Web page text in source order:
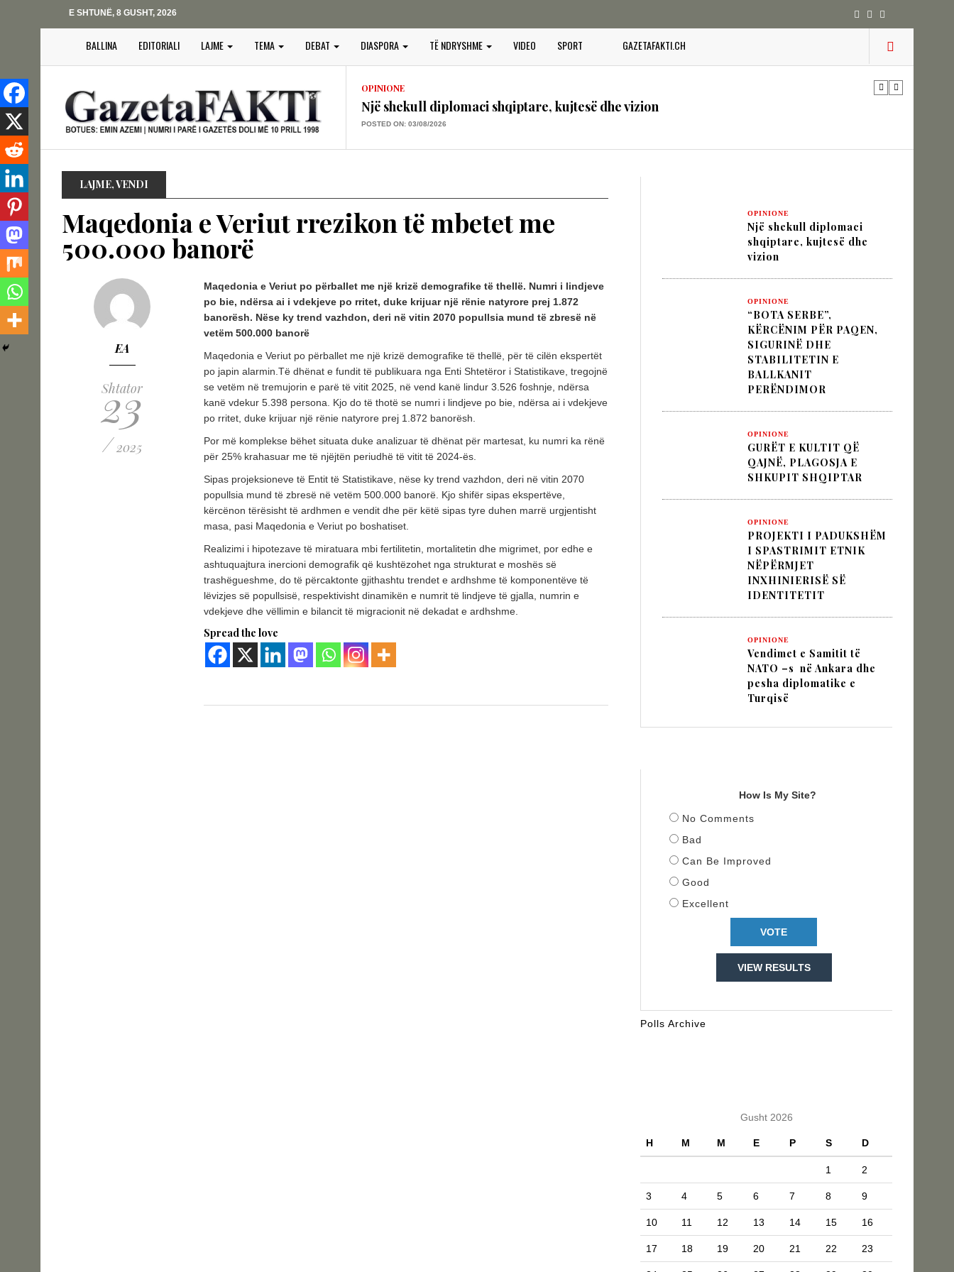
E SHTUNË, 8 GUSHT, 2026
BALLINA EDITORIALI LAJME TEMA DEBAT DIASPORA TË NDRYSHME VIDEO SPORT GAZETAFAKTI.CH
OPINIONE
Vendimet e Samitit të NATO –s në Ankara dhe pesha diplomatike e Turqisë
POSTED ON: 16/07/2026
OPINIONE
Një shekull diplomaci shqiptare, kujtesë dhe vizion
POSTED ON: 03/08/2026
OPINIONE
POSTED ON: 25/07/2026
OPINIONE
GURËT E KULTIT QË QAJNË, PLAGOSJA E SHKUPIT SHQIPTAR
OPINIONE
PROJEKTI I PADUKSHËM I SPASTRIMIT ETNIK NËPËRMJET INXHINIERISË SË
IDENTITETIT
OPINIONE
Vendimet e Samitit të NATO –s në Ankara dhe pesha diplomatike e Turqisë
POSTED ON: 16/07/2026
OPINIONE
LAJME,VENDI
Maqedonia e Veriut rrezikon të mbetet me
500.000 banorë
EA
Shtator
23
/ 2025
Maqedonia e Veriut po përballet me një krizë demografike të thellë. Numri i lindjeve
po bie, ndërsa ai i vdekjeve po rritet, duke krijuar një rënie natyrore prej 1.872
banorësh. Nëse ky trend vazhdon, deri në vitin 2070 popullsia mund të zbresë në
vetëm 500.000 banorë
Maqedonia e Veriut po përballet me një krizë demografike të thellë, për të cilën ekspertët
po japin alarmin.Të dhënat e fundit të publikuara nga Enti Shtetëror i Statistikave, tregojnë
se vetëm në tremujorin e parë të vitit 2025, në vend kanë lindur 3.526 foshnje, ndërsa
kanë vdekur 5.398 persona. Kjo do të thotë se numri i lindjeve po bie, ndërsa ai i vdekjeve
po rritet, duke krijuar një rënie natyrore prej 1.872 banorësh.
Por më komplekse bëhet situata duke analizuar të dhënat për martesat, ku numri ka rënë
për 25% krahasuar me të njëjtën periudhë të vitit të 2024-ës.
Sipas projeksioneve të Entit të Statistikave, nëse ky trend vazhdon, deri në vitin 2070
popullsia mund të zbresë në vetëm 500.000 banorë. Kjo shifër sipas ekspertëve,
kërcënon tërësisht të ardhmen e vendit dhe për këtë sipas tyre duhen marrë urgjentisht
masa, pasi Maqedonia e Veriut po boshatiset.
Realizimi i hipotezave të miratuara mbi fertilitetin, mortalitetin dhe migrimet, por edhe e
ashtuquajtura inercioni demografik që kushtëzohet nga strukturat e moshës së
trashëgueshme, do të përcaktonte gjithashtu trendet e ardhshme të komponentëve të
lëvizjes së popullsisë, respektivisht dinamikën e numrit të lindjeve të gjalla, numrin e
vdekjeve dhe vëllimin e bilancit të migracionit në dekadat e ardhshme.
Spread the love
OPINIONE
Një shekull diplomaci
shqiptare, kujtesë dhe
vizion
OPINIONE
“BOTA SERBE”,
KËRCËNIM PËR PAQEN,
SIGURINË DHE
STABILITETIN E
BALLKANIT
PERËNDIMOR
OPINIONE
GURËT E KULTIT QË
QAJNË, PLAGOSJA E
SHKUPIT SHQIPTAR
OPINIONE
PROJEKTI I PADUKSHËM
I SPASTRIMIT ETNIK
NËPËRMJET
INXHINIERISË SË
IDENTITETIT
OPINIONE
Vendimet e Samitit të
NATO –s në Ankara dhe
pesha diplomatike e
Turqisë
How Is My Site?
No Comments
Bad
Can Be Improved
Good
Excellent
VIEW RESULTS
Polls Archive
Gusht 2026
H M M E P S D
1 2
3 4 5 6 7 8 9
10 11 12 13 14 15 16
17 18 19 20 21 22 23